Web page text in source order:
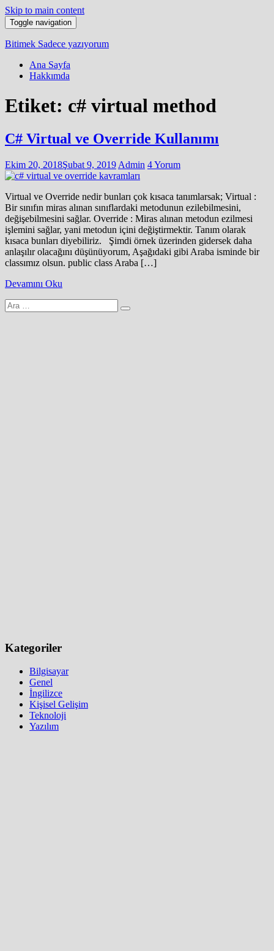
Skip to main content
Toggle navigation
Bitimek Sadece yazıyorum
Ana Sayfa
Hakkımda
Etiket: c# virtual method
C# Virtual ve Override Kullanımı
Ekim 20, 2018Şubat 9, 2019 Admin 4 Yorum
Virtual ve Override nedir bunları çok kısaca tanımlarsak; Virtual :
Bir sınıfın miras alınan sınıflardaki metodunun ezilebilmesini,
değişebilmesini sağlar. Override : Miras alınan metodun ezilmesi
işlemini sağlar, yani metodun içini değiştirmektir. Tanım olarak
kısaca bunları diyebiliriz. Şimdi örnek üzerinden gidersek daha
anlaşılır olacağını düşünüyorum, Aşağıdaki gibi Araba isminde bir
classımız olsun. public class Araba […]
Devamını Oku
Arama
yap:
Kategoriler
Bilgisayar
Genel
İngilizce
Kişisel Gelişim
Teknoloji
Yazılım